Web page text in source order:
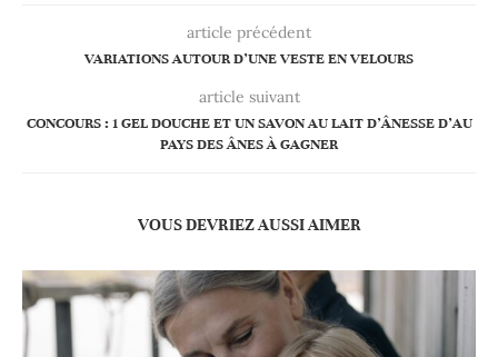
article précédent
VARIATIONS AUTOUR D’UNE VESTE EN VELOURS
article suivant
CONCOURS : 1 GEL DOUCHE ET UN SAVON AU LAIT D’ÂNESSE D’AU
PAYS DES ÂNES À GAGNER
VOUS DEVRIEZ AUSSI AIMER